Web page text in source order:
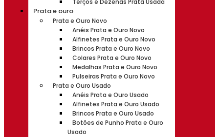
Terços e Dezenas Prata Usada
Prata e ouro
Prata e Ouro Novo
Anéis Prata e Ouro Novo
Alfinetes Prata e Ouro Novo
Brincos Prata e Ouro Novo
Colares Prata e Ouro Novo
Medalhas Prata e Ouro Novo
Pulseiras Prata e Ouro Novo
Prata e Ouro Usado
Anéis Prata e Ouro Usado
Alfinetes Prata e Ouro Usado
Brincos Prata e Ouro Usado
Botões de Punho Prata e Ouro
Usado